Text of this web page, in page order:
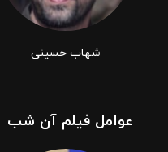
شهاب حسینی
عوامل فیلم آن شب